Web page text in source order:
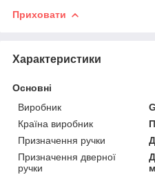
Приховати
Характеристики
Основні
Виробник
Країна виробник
Призначення ручки
Призначення дверної
ручки